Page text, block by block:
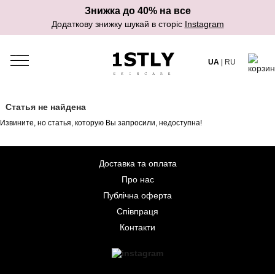
Знижка до 40% на все
Додаткову знижку шукай в сторіс Instagram
UA RU
Статья не найдена
Извините, но статья, которую Вы запросили, недоступна!
Доставка та оплата
Про нас
Публічна оферта
Співпраця
Контакти